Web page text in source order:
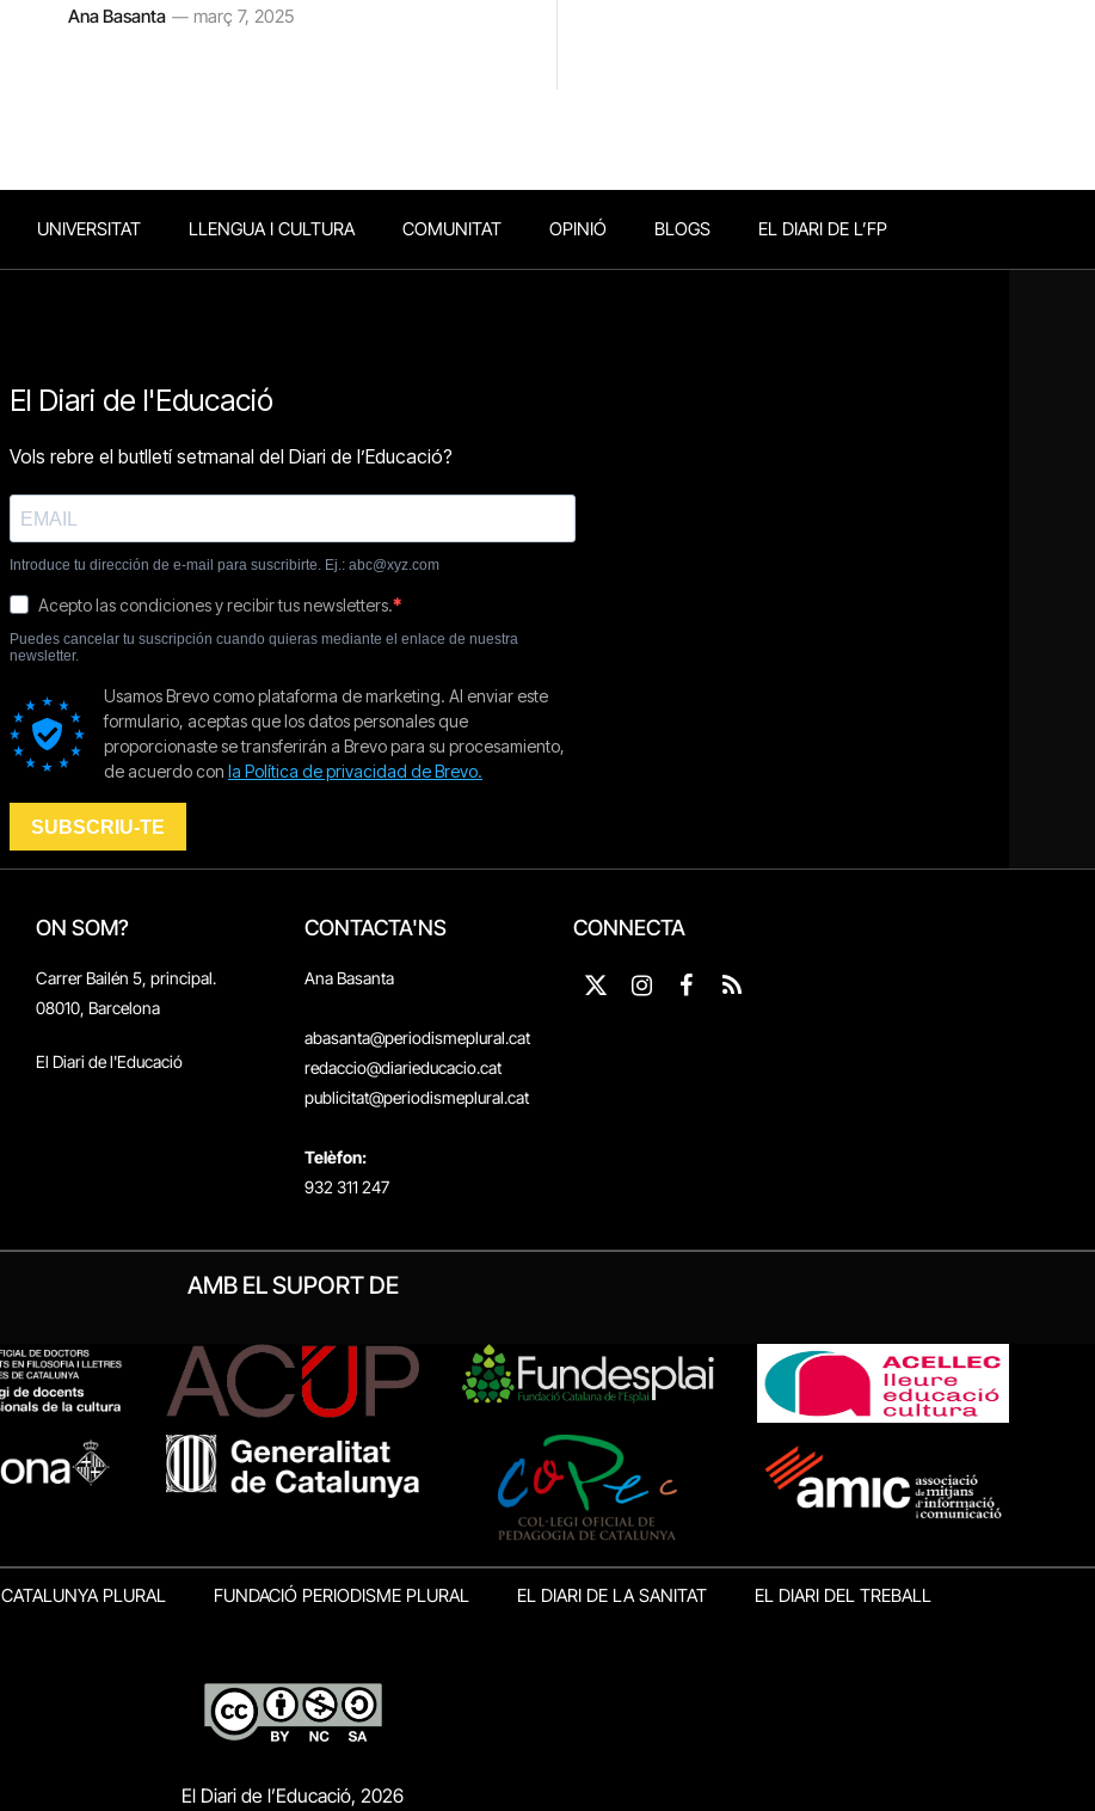
Ana Basanta març 7, 2025
UNIVERSITAT LLENGUA I CULTURA COMUNITAT OPINIÓ BLOGS EL DIARI DE L’FP
ON SOM?
Carrer Bailén 5, principal.
08010, Barcelona
El Diari de l'Educació
CONTACTA'NS
Ana Basanta
abasanta@periodismeplural.cat
redaccio@diarieducacio.cat
publicitat@periodismeplural.cat
Telèfon:
932 311 247
CONNECTA
X
Instagram
Facebook
RSS
AMB EL SUPORT DE
CATALUNYA PLURAL FUNDACIÓ PERIODISME PLURAL EL DIARI DE LA SANITAT EL DIARI DEL TREBALL
El Diari de l’Educació, 2026